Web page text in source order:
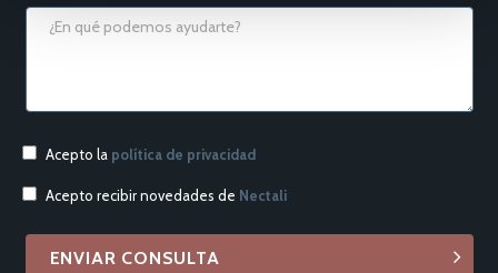
Acepto la política de privacidad
Acepto recibir novedades de Nectali